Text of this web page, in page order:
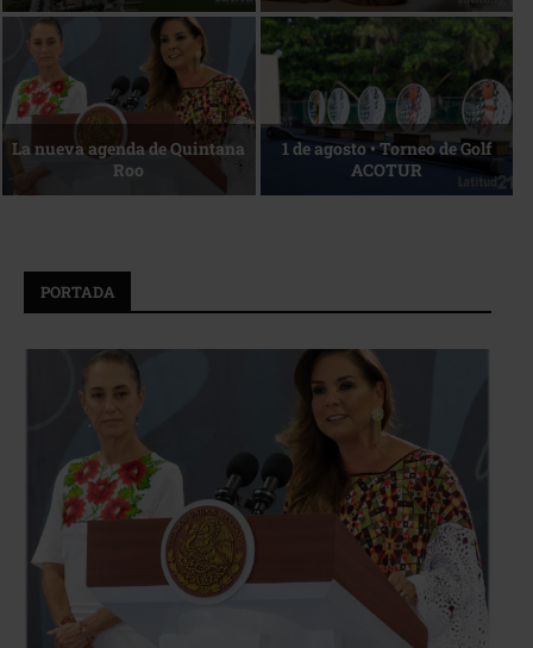
Reconocimiento de viajeros La esencia del servicio
PORTADA